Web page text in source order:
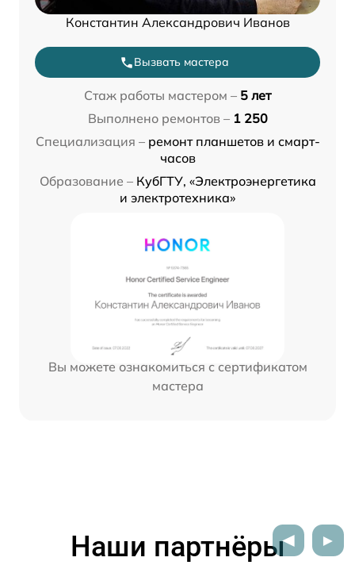
Константин Александрович Иванов
Вызвать мастера
Стаж работы мастером – 5 лет
Выполнено ремонтов – 1 250
Специализация – ремонт планшетов и смарт-
часов
Образование – КубГТУ, «Электроэнергетика
и электротехника»
Вы можете ознакомиться с сертификатом
мастера
Наши партнёры